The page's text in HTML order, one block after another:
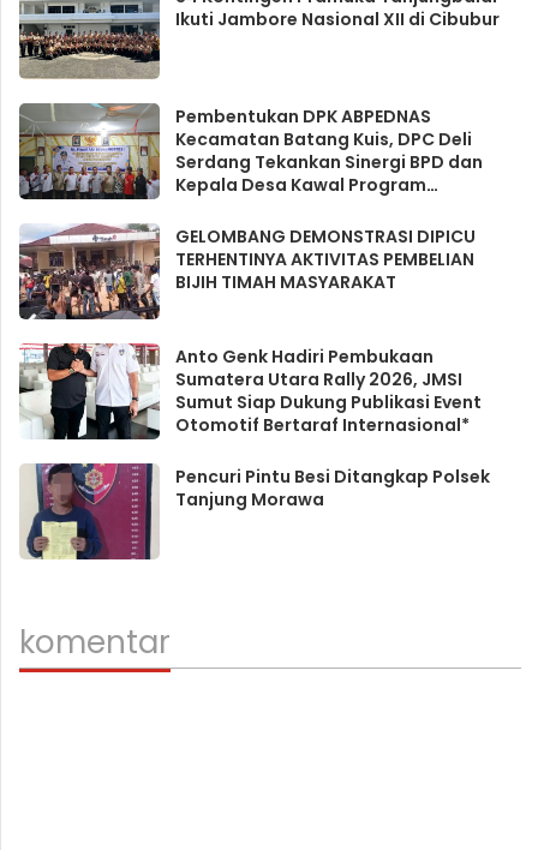
Ikuti Jambore Nasional XII di Cibubur
Pembentukan DPK ABPEDNAS
Kecamatan Batang Kuis, DPC Deli
Serdang Tekankan Sinergi BPD dan
Kepala Desa Kawal Program
GELOMBANG DEMONSTRASI DIPICU
TERHENTINYA AKTIVITAS PEMBELIAN
BIJIH TIMAH MASYARAKAT
Anto Genk Hadiri Pembukaan
Sumatera Utara Rally 2026, JMSI
Sumut Siap Dukung Publikasi Event
Otomotif Bertaraf Internasional*
Pencuri Pintu Besi Ditangkap Polsek
Tanjung Morawa
komentar